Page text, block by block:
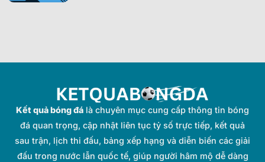
Kết quả bóng đá là chuyên mục cung cấp thông tin bóng
đá quan trọng, cập nhật liên tục tỷ số trực tiếp, kết quả
sau trận, lịch thi đấu, bảng xếp hạng và diễn biến các giải
đấu trong nước lẫn quốc tế, giúp người hâm mộ dễ dàng